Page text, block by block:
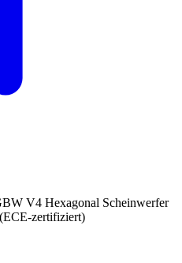
V4 Hexagonal Scheinwerfer
zertifiziert)